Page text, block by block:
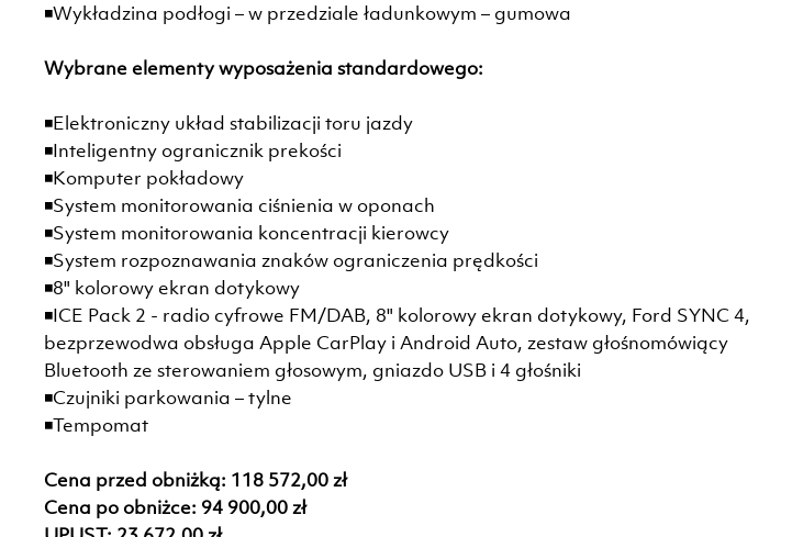
◾Wykładzina podłogi – w przedziale ładunkowym – gumowa
Wybrane elementy wyposażenia standardowego:
◾Elektroniczny układ stabilizacji toru jazdy
◾Inteligentny ogranicznik prekości
◾Komputer pokładowy
◾System monitorowania ciśnienia w oponach
◾System monitorowania koncentracji kierowcy
◾System rozpoznawania znaków ograniczenia prędkości
◾8" kolorowy ekran dotykowy
◾ICE Pack 2 - radio cyfrowe FM/DAB, 8" kolorowy ekran dotykowy, Ford SYNC 4,
bezprzewodwa obsługa Apple CarPlay i Android Auto, zestaw głośnomówiący
Bluetooth ze sterowaniem głosowym, gniazdo USB i 4 głośniki
◾Czujniki parkowania – tylne
◾Tempomat
Cena przed obniżką: 118 572,00 zł
Cena po obniżce: 94 900,00 zł